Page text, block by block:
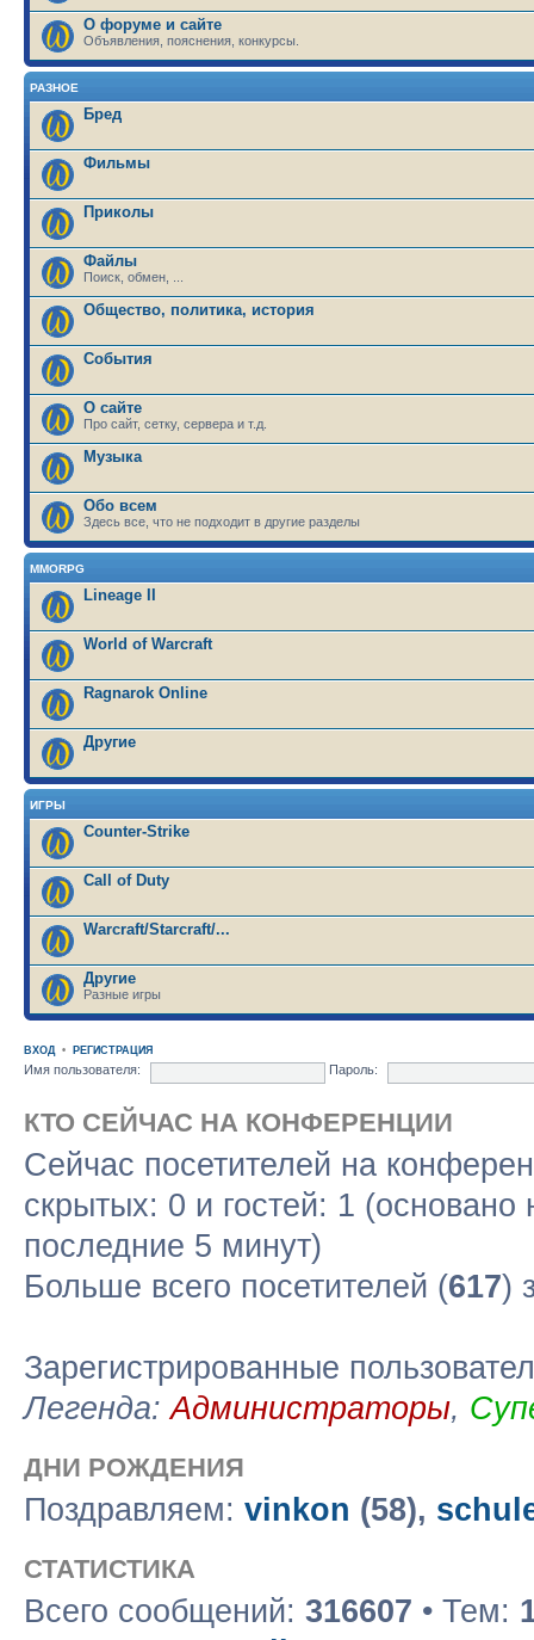
О форуме и сайте
Объявления, пояснения, конкурсы.
РАЗНОЕ
Бред
Фильмы
Приколы
Файлы
Поиск, обмен, ...
Общество, политика, история
События
О сайте
Про сайт, сетку, сервера и т.д.
Музыка
Обо всем
Здесь все, что не подходит в другие разделы
MMORPG
Lineage II
World of Warcraft
Ragnarok Online
Другие
ИГРЫ
Counter-Strike
Call of Duty
Warcraft/Starcraft/...
Другие
Разные игры
ВХОД• РЕГИСТРАЦИЯ
Имя пользователя: Пароль:
КТО СЕЙЧАС НА КОНФЕРЕНЦИИ
Сейчас посетителей на
скрытых: 0 и гостей: 1 (основано
последние 5 минут)
Больше всего посетителей (617)
Зарегистрированные
Легенда:Администраторы,
ДНИ РОЖДЕНИЯ
Поздравляем: vinkon (58),
СТАТИСТИКА
Всего сообщений: 316607 • Тем: